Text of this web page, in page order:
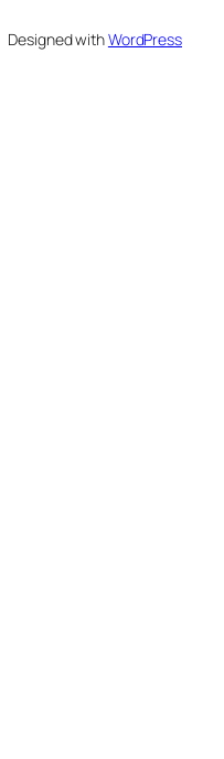
Designed withWordPress